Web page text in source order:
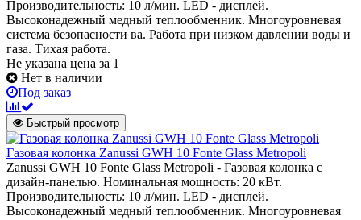
Производительность: 10 л/мин. LED - дисплей.
Высоконадежный медный теплообменник. Многоуровневая
система безопасности ва. Работа при низком давлении воды и
газа. Тихая работа.
Не указана цена за 1
Нет в наличии
Под заказ
Быстрый просмотр
Газовая колонка Zanussi GWH 10 Fonte Glass Metropoli
Zanussi GWH 10 Fonte Glass Metropoli - Газовая колонка c
дизайн-панелью. Номинальная мощность: 20 кВт.
Производительность: 10 л/мин. LED - дисплей.
Высоконадежный медный теплообменник. Многоуровневая